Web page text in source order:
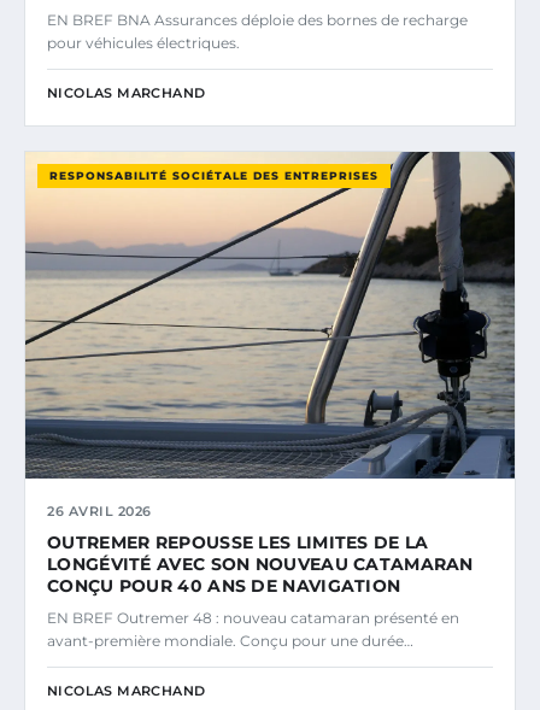
EN BREF BNA Assurances déploie des bornes de recharge
pour véhicules électriques.
NICOLAS MARCHAND
RESPONSABILITÉ SOCIÉTALE DES ENTREPRISES
26 AVRIL 2026
OUTREMER REPOUSSE LES LIMITES DE LA
LONGÉVITÉ AVEC SON NOUVEAU CATAMARAN
CONÇU POUR 40 ANS DE NAVIGATION
EN BREF Outremer 48 : nouveau catamaran présenté en
avant-première mondiale. Conçu pour une durée…
NICOLAS MARCHAND